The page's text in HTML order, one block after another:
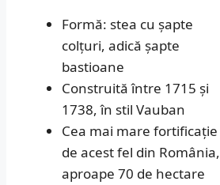
Formă: stea cu șapte
colțuri, adică șapte
bastioane
Construită între 1715 și
1738, în stil Vauban
Cea mai mare fortificație
de acest fel din România,
aproape 70 de hectare